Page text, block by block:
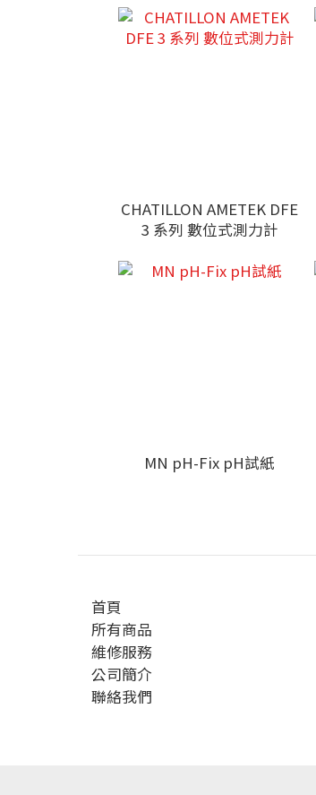
CHATILLON AMETEK DFE
3 系列 數位式測力計
MN pH-Fix pH試紙
首頁
所有商品
維修服務
公司簡介
聯絡我們